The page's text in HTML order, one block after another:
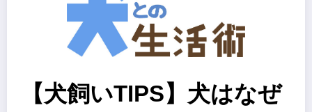
【犬飼いTIPS】犬はなぜ